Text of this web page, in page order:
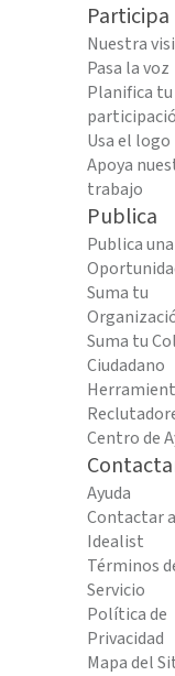
Participa
Nuestra
Pasa la voz
Planifica tu
Usa el logo
Apoya
trabajo
Publica
Publica una
Suma tu
Suma tu
Ciudadano
Centro de
Ayuda
Contactar a
Idealist
Términos
Servicio
Política de
Privacidad
Mapa del